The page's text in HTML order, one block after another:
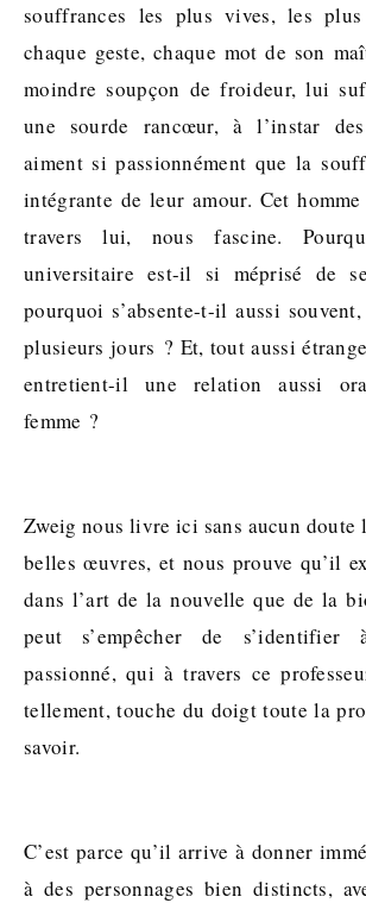
souffrances les plus vives, les
chaque geste, chaque mot de son
moindre soupçon de froideur, lui
une sourde rancœur, à l’instar
aiment si passionnément que la
intégrante de leur amour. Cet
travers lui, nous fascine.
universitaire est-il si méprisé de
pourquoi s’absente-t-il aussi
plusieurs jours ? Et, tout aussi
entretient-il une relation aussi
femme ?
Zweig nous livre ici sans aucun doute
belles œuvres, et nous prouve qu’il
dans l’art de la nouvelle que de la
peut s’empêcher de
passionné, qui à travers ce
tellement, touche du doigt toute la
savoir.
C’est parce qu’il arrive à donner
à des personnages bien distincts,